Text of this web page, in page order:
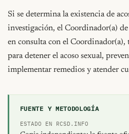
Si se determina la existencia de
investigación, el Coordinador(a)
en consulta con el Coordinador(a),
para detener el acoso sexual,
implementar remedios y atender
FUENTE Y METODOLOGÍA
ESTADO EN RCSD.INFO